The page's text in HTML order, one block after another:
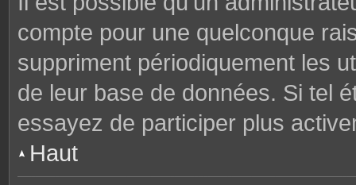
compte pour une quelconque
suppriment périodiquement les
de leur base de données. Si tel
essayez de participer plus
Haut